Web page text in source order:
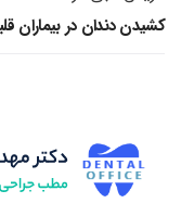
کشیدن دندان در بیماران